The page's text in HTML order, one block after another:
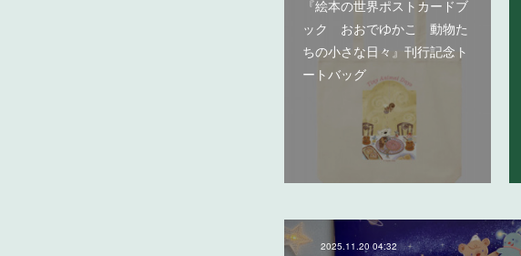
『絵本の世界ポストカードブ
ック おおでゆかこ 動物た
ちの小さな日々』刊行記念ト
ートバッグ
2025.11.20 04:32